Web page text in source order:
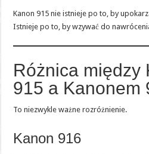
Kanon 915 nie istnieje po to, by
Istnieje po to, by wzywać do
Różnica między
915 a Kanonem
To niezwykle ważne rozróżnienie.
Kanon 916